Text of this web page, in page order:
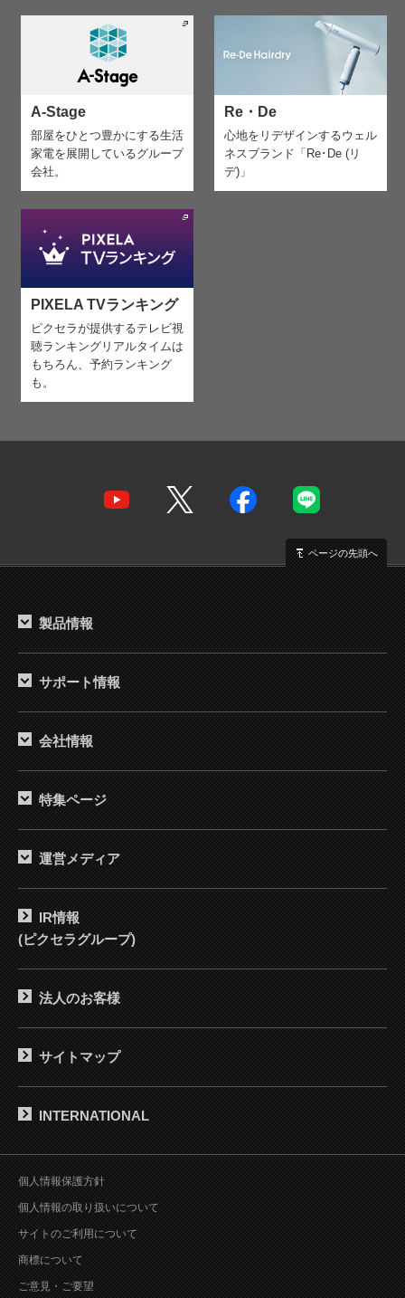
A-Stage
部屋をひとつ豊かにする生活
家電を 展開しているグループ
会社。
Re・De
心地をリデザインするウェル
ネスブランド「Re･De (リ
デ)」
PIXELA TVランキング
ピクセラが提供するテレビ視
聴ランキング リアルタイムは
もちろん、予約ランキング
も。
ページの先頭へ
製品情報
サポート情報
会社情報
特集ページ
運営メディア
IR情報
(ピクセラグループ)
法人のお客様
サイトマップ
INTERNATIONAL
個人情報保護方針
個人情報の取り扱いについて
サイトのご利用について
商標について
ご意見・ご要望